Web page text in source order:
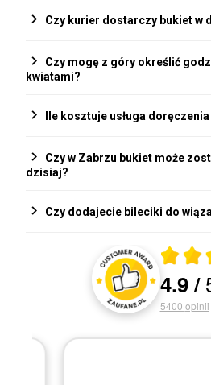
chevron_right Czy kurier dostarczy bukiet w
chevron_right
Czy mogę z góry określić
kwiatami?
chevron_right Ile kosztuje usługa
chevron_right
Czy w Zabrzu bukiet może
dzisiaj?
chevron_right Czy dodajecie bileciki do
4.9/
5400 opinii